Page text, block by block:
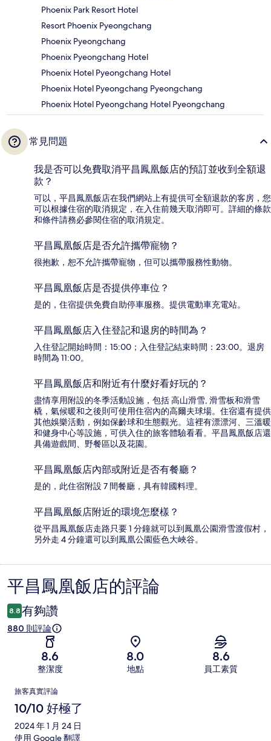
Phoenix Park Resort Hotel
Resort Phoenix Pyeongchang
Phoenix Pyeongchang
Phoenix Pyeongchang Hotel
Phoenix Hotel Pyeongchang Hotel
Phoenix Hotel Pyeongchang Pyeongchang
Phoenix Hotel Pyeongchang Hotel Pyeongchang
常見問題
我是否可以免費取消平昌鳳凰飯店的預訂並收到全額退
款？
可以，平昌鳳凰飯店在我們網站上有提供可全額退款的客房，您
可以根據住宿的取消規定，在入住前幾天取消即可。詳細的條款
和條件請務必參閱住宿的取消規定。
平昌鳳凰飯店是否允許攜帶寵物？
很抱歉，恕不允許攜帶寵物，但可以攜帶服務性動物。
平昌鳳凰飯店是否提供停車位？
是的，住宿提供免費自助停車服務。提供電動車充電站。
平昌鳳凰飯店入住登記和退房的時間為？
入住登記開始時間：15:00；入住登記結束時間：23:00。退房
時間為 11:00。
平昌鳳凰飯店和附近有什麼好看好玩的？
盡情享用附設的冬季活動設施，包括 高山滑雪, 滑雪板和滑雪
橇，氣候暖和之後則可使用住宿內的高爾夫球場。住宿還有提供
其他娛樂活動，例如保齡球和生態觀光。這裡有漂漂河、三溫暖
和健身中心等設施，可供入住的旅客體驗看看。平昌鳳凰飯店還
具備遊戲間、野餐區以及花園。
平昌鳳凰飯店內部或附近是否有餐廳？
是的，此住宿附設 7 間餐廳，具有韓國料理。
平昌鳳凰飯店附近的環境怎麼樣？
從平昌鳳凰飯店走路只要 1 分鐘就可以到鳳凰公園滑雪渡假村，
另外走 4 分鐘還可以到鳳凰公園藍色大峽谷。
評
論
平昌鳳凰飯店的評論
8.8 有夠讚
880 則評論
8.6
整潔度
8.0
地點
8.6
員工素質
評
論
旅客真實評論
10/10 好極了
2024 年 1 月 24 日
使用 Google 翻譯